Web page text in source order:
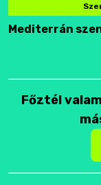
Mediterrán
Főztél